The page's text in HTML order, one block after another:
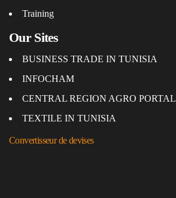
Training
Our Sites
BUSINESS TRADE IN TUNISIA
INFOCHAM
CENTRAL REGION AGRO PORTAL
TEXTILE IN TUNISIA
Convertisseur de devises